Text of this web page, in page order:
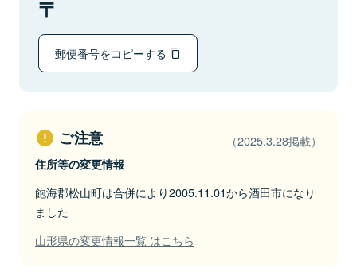
郵便番号をコピーする
ご注意 （2025.3.28掲載）
住所等の変更情報
飽海郡松山町は合併により2005.11.01から酒田市になり
ました
山形県の変更情報一覧 はこちら